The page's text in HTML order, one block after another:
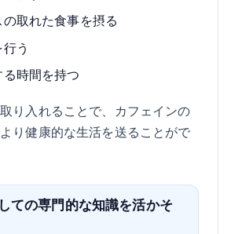
取れた食事を摂る
う
時間を持つ
り入れることで、カフェインの
り健康的な生活を送ることがで
ての専門的な知識を活かそ